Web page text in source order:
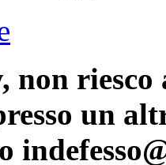
non
un